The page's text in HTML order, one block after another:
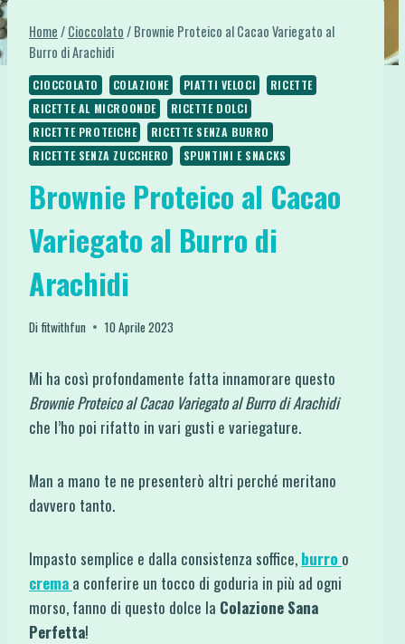
Home/Cioccolato/Brownie Proteico al Cacao Variegato al
Burro di Arachidi
CIOCCOLATO COLAZIONE PIATTI VELOCI
RICETTE
RICETTE AL MICROONDE
RICETTE DOLCI
RICETTE PROTEICHE
RICETTE SENZA BURRO
RICETTE SENZA ZUCCHERO
SPUNTINI E SNACKS
Brownie Proteico al Cacao
Variegato al Burro di
Arachidi
Difitwithfun 10 Aprile 2023
Mi ha così profondamente fatta innamorare questo
Brownie Proteico al Cacao Variegato al Burro di Arachidi
che l’ho poi rifatto in vari gusti e variegature.
Man a mano te ne presenterò altri perché meritano
davvero tanto.
Impasto semplice e dalla consistenza soffice, burro o
crema a conferire un tocco di goduria in più ad ogni
morso, fanno di questo dolce la Colazione Sana
Perfetta!